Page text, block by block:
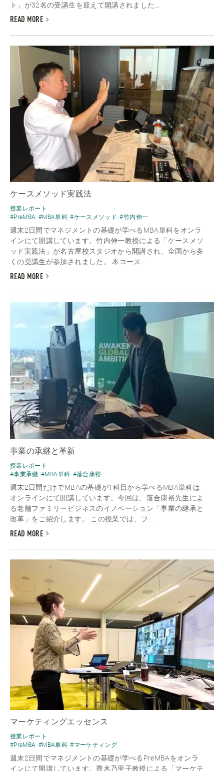
ト」が32名の受講生を迎えて開講されました...
READ MORE
ケースメソッド実践法
授業レポート
#PreMBA #MBA単科 #ケースメソッド #竹内伸一
週末2日間でマネジメントの基礎が学べるMBA単科をオンラ
インにて開講しています。竹内伸一教授による「ケースメソ
ッド実践法」が名古屋校スタジオから開講され、全国から多
くの受講生が参加されました。 本コース...
READ MORE
事業の承継と革新
授業レポート
#事業承継 #MBA単科 #落合康裕
週末2日間だけでMBAの基礎が1科目から学べるMBA単科は
オンラインにて開講しています。今回は、落合康裕先生によ
る老舗ファミリービジネスのイノベーション「事業の継承と
改革」をご紹介します。 この授業では、フ...
READ MORE
マーケティングエッセンス
授業レポート
#PreMBA #MBA単科 #マーケティング
週末2日間でマネジメントの基礎が学べるPreMBAをオンラ
インにて開講しています。齊木乃里子教授による「マーケテ